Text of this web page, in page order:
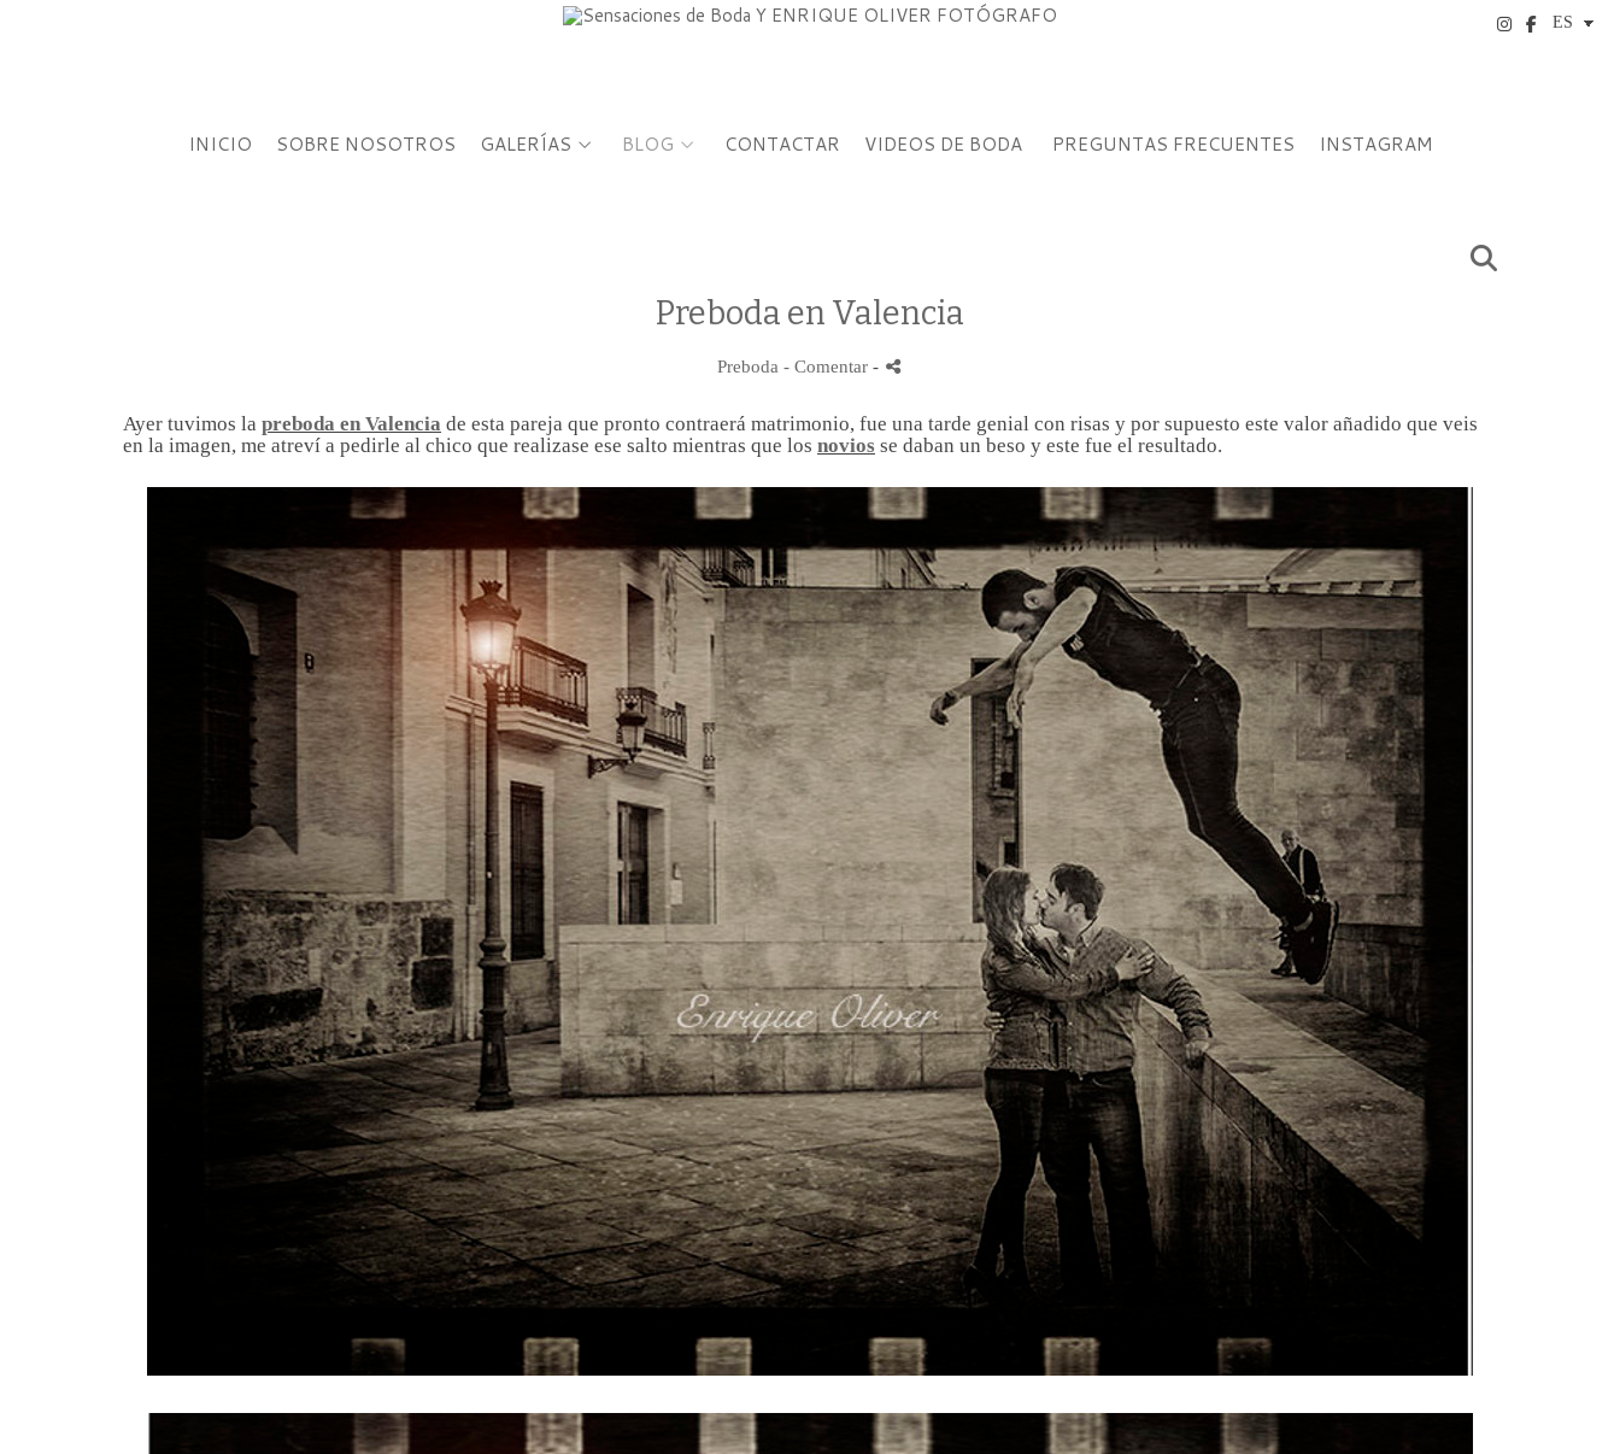
INICIO SOBRE NOSOTROS GALERÍAS BLOG CONTACTAR VIDEOS DE BODA PREGUNTAS FRECUENTES INSTAGRAM
Preboda en Valencia
Preboda - Comentar -
Ayer tuvimos la preboda en Valencia de esta pareja que pronto contraerá matrimonio, fue una tarde genial con risas y por supuesto este valor añadido que veis
en la imagen, me atreví a pedirle al chico que realizase ese salto mientras que los novios se daban un beso y este fue el resultado.